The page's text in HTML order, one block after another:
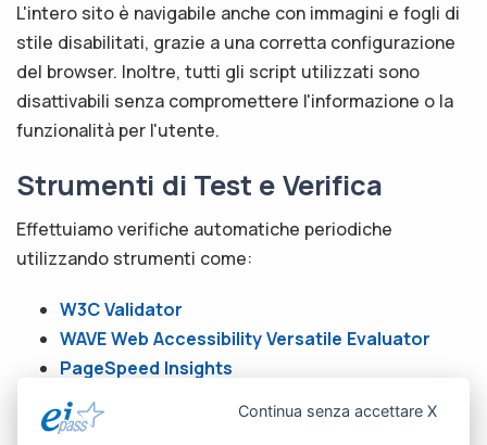
L'intero sito è navigabile anche con immagini e fogli di
stile disabilitati, grazie a una corretta configurazione
del browser. Inoltre, tutti gli script utilizzati sono
disattivabili senza compromettere l'informazione o la
funzionalità per l'utente.
Strumenti di Test e Verifica
Effettuiamo verifiche automatiche periodiche
utilizzando strumenti come:
W3C Validator
WAVE Web Accessibility Versatile Evaluator
PageSpeed Insights
Google Search Console - Test di
ottimizzazione mobile
Continua senza accettare X